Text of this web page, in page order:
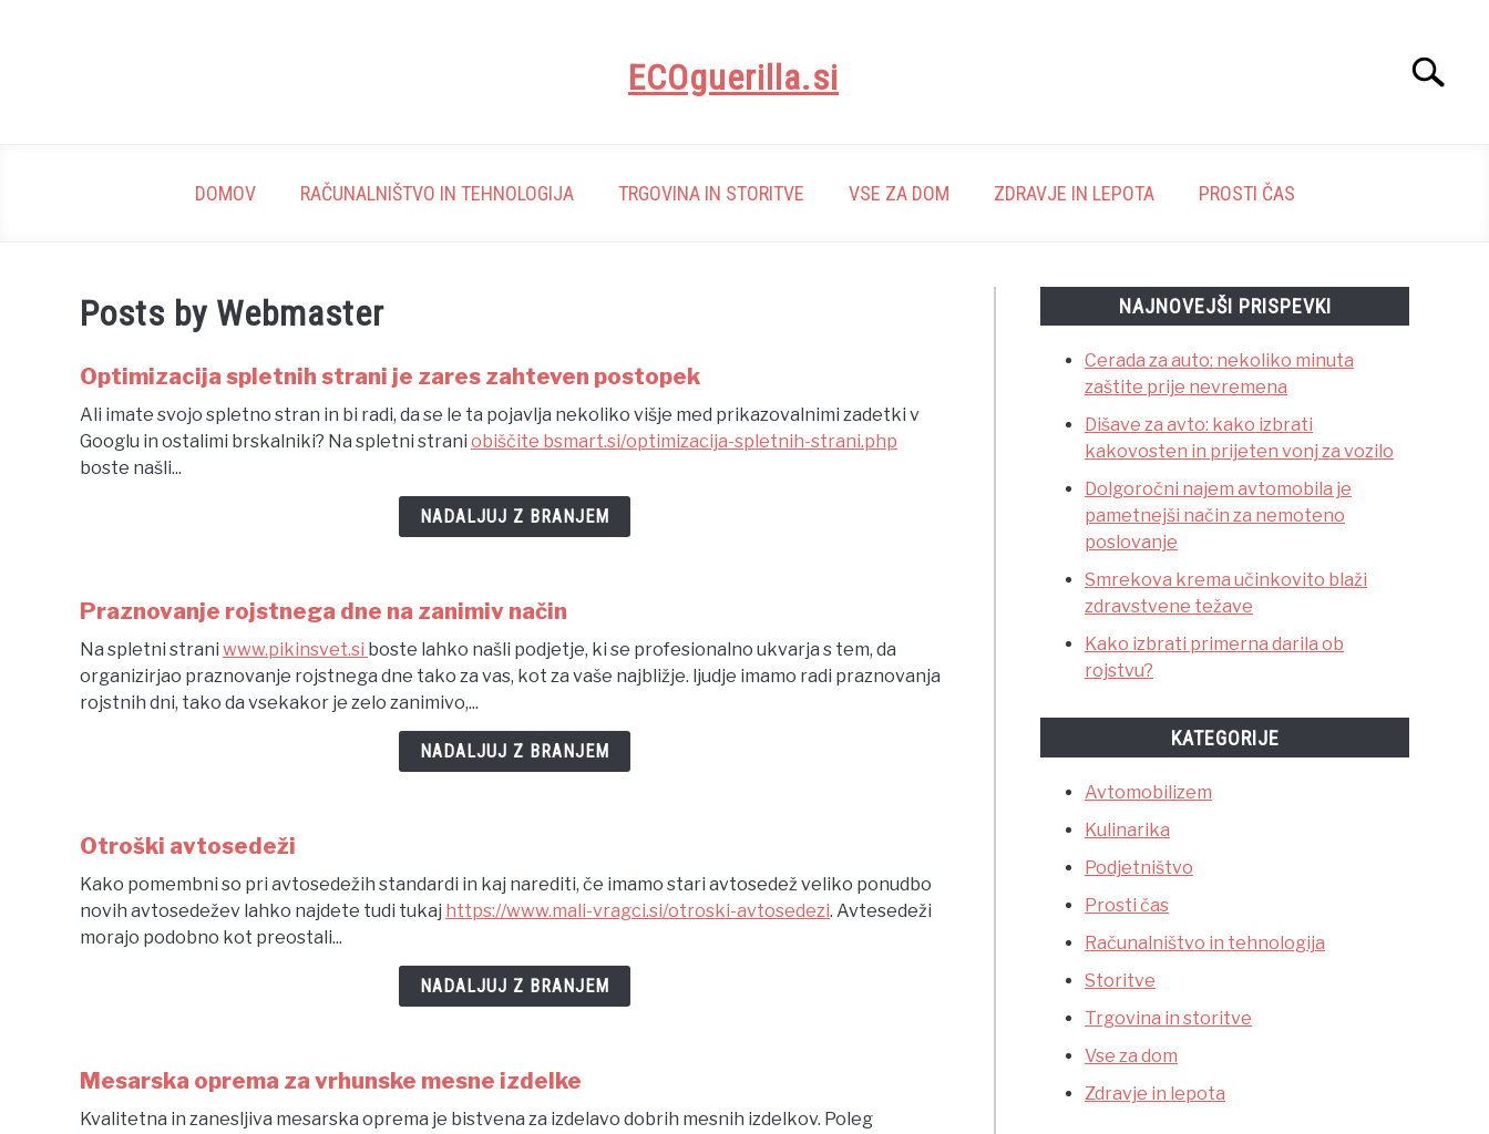
ECOguerilla.si
Search
DOMOV RAČUNALNIŠTVO IN TEHNOLOGIJA TRGOVINA IN STORITVE VSE ZA DOM ZDRAVJE IN LEPOTA PROSTI ČAS
Posts by Webmaster
Optimizacija spletnih strani je zares zahteven postopek
Ali imate svojo spletno stran in bi radi, da se le ta pojavlja nekoliko višje med prikazovalnimi zadetki v
Googlu in ostalimi brskalniki? Na spletni strani obiščite bsmart.si/optimizacija-spletnih-strani.php
boste našli...
NADALJUJ Z BRANJEM
Praznovanje rojstnega dne na zanimiv način
Na spletni strani www.pikinsvet.si boste lahko našli podjetje, ki se profesionalno ukvarja s tem, da
organizirjao praznovanje rojstnega dne tako za vas, kot za vaše najbližje. ljudje imamo radi praznovanja
rojstnih dni, tako da vsekakor je zelo zanimivo,...
NADALJUJ Z BRANJEM
Otroški avtosedeži
Kako pomembni so pri avtosedežih standardi in kaj narediti, če imamo stari avtosedež veliko ponudbo
novih avtosedežev lahko najdete tudi tukaj https://www.mali-vragci.si/otroski-avtosedezi. Avtesedeži
morajo podobno kot preostali...
NADALJUJ Z BRANJEM
Mesarska oprema za vrhunske mesne izdelke
Kvalitetna in zanesljiva mesarska oprema je bistvena za izdelavo dobrih mesnih izdelkov. Poleg
NAJNOVEJŠI PRISPEVKI
Cerada za auto: nekoliko minuta
zaštite prije nevremena
Dišave za avto: kako izbrati
kakovosten in prijeten vonj za vozilo
Dolgoročni najem avtomobila je
pametnejši način za nemoteno
poslovanje
Smrekova krema učinkovito blaži
zdravstvene težave
Kako izbrati primerna darila ob
rojstvu?
KATEGORIJE
Avtomobilizem
Kulinarika
Podjetništvo
Prosti čas
Računalništvo in tehnologija
Storitve
Trgovina in storitve
Vse za dom
Zdravje in lepota